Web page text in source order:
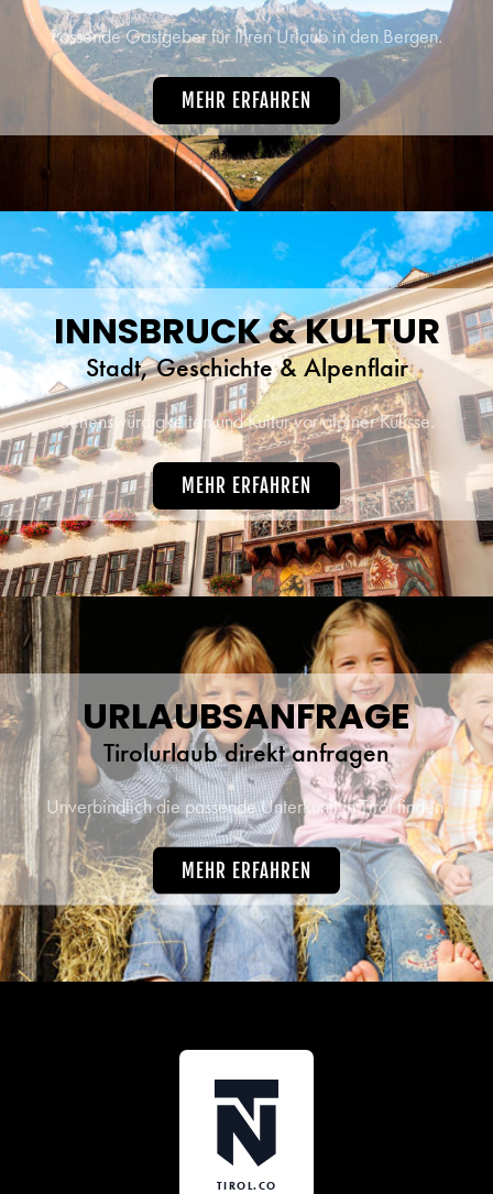
Passende Gastgeber für Ihren Urlaub in den Bergen.
MEHR ERFAHREN
INNSBRUCK & KULTUR
Stadt, Geschichte & Alpenflair
Sehenswürdigkeiten und Kultur vor alpiner Kulisse.
MEHR ERFAHREN
URLAUBSANFRAGE
Tirolurlaub direkt anfragen
Unverbindlich die passende Unterkunft in Tirol finden.
MEHR ERFAHREN
TIROL.CO